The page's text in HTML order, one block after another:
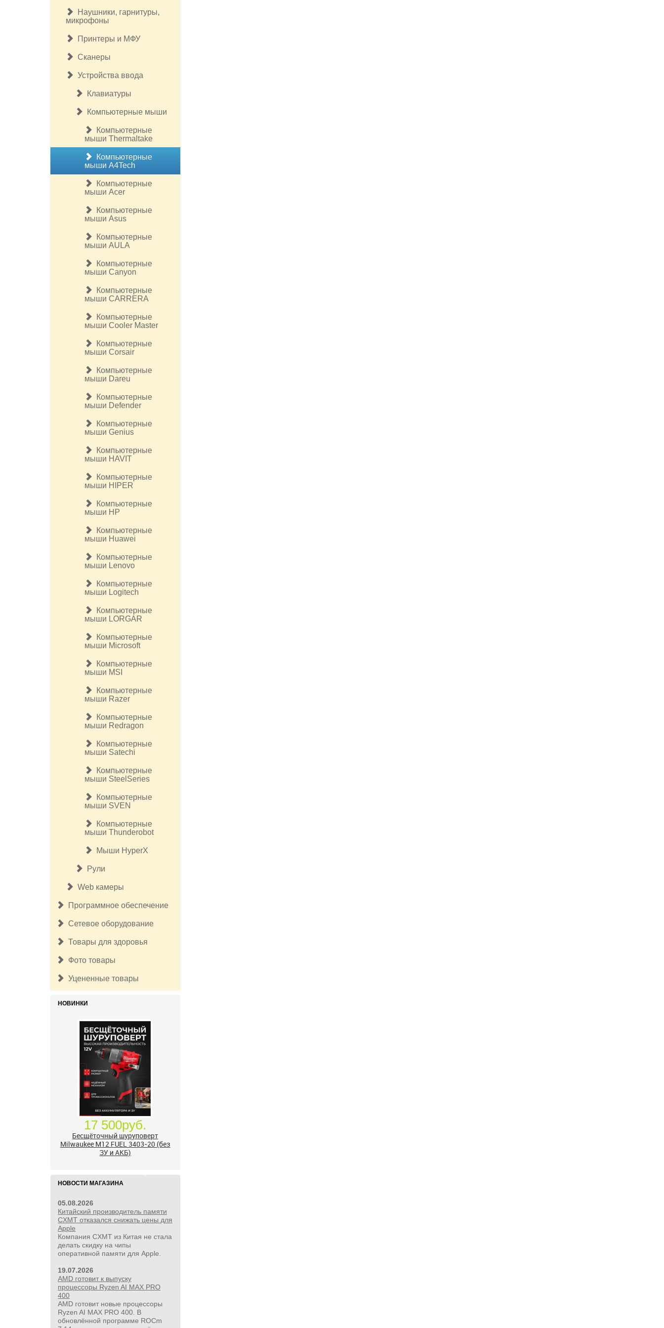
Наушники, гарнитуры,
микрофоны
Принтеры и МФУ
Сканеры
Устройства ввода
Клавиатуры
Компьютерные мыши
Компьютерные
мыши Thermaltake
Компьютерные
мыши A4Tech
Компьютерные
мыши Acer
Компьютерные
мыши Asus
Компьютерные
мыши AULA
Компьютерные
мыши Canyon
Компьютерные
мыши CARRERA
Компьютерные
мыши Cooler Master
Компьютерные
мыши Corsair
Компьютерные
мыши Dareu
Компьютерные
мыши Defender
Компьютерные
мыши Genius
Компьютерные
мыши HAVIT
Компьютерные
мыши HIPER
Компьютерные
мыши HP
Компьютерные
мыши Huawei
Компьютерные
мыши Lenovo
Компьютерные
мыши Logitech
Компьютерные
мыши LORGAR
Компьютерные
мыши Microsoft
Компьютерные
мыши MSI
Компьютерные
мыши Razer
Компьютерные
мыши Redragon
Компьютерные
мыши Satechi
Компьютерные
мыши SteelSeries
Компьютерные
мыши SVEN
Компьютерные
мыши Thunderobot
Мыши HyperX
Рули
Web камеры
Программное обеспечение
Сетевое оборудование
Товары для здоровья
Фото товары
Уцененные товары
НОВИНКИ
24 500руб.
УШМ болгарка Milwaukee M18
FUEL 2888-20 125 мм, красный
НОВОСТИ МАГАЗИНА
05.08.2026
Китайский производитель памяти
CXMT отказался снижать цены для
Apple
Компания CXMT из Китая не стала
делать скидку на чипы
оперативной памяти для Apple.
19.07.2026
AMD готовит к выпуску
процессоры Ryzen AI MAX PRO
400
AMD готовит новые процессоры
Ryzen AI MAX PRO 400. В
обновлённой программе ROCm